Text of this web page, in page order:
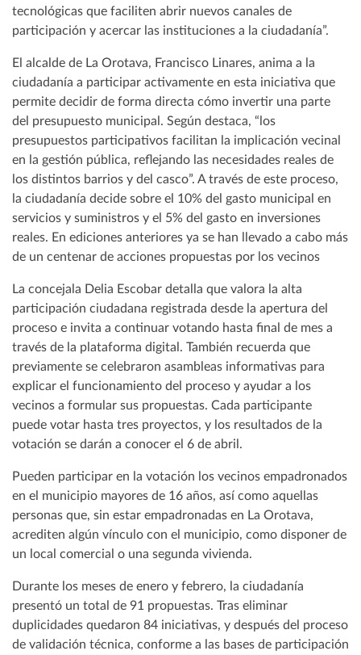
tecnológicas que faciliten abrir nuevos canales de
participación y acercar las instituciones a la ciudadanía”.
El alcalde de La Orotava, Francisco Linares, anima a la
ciudadanía a participar activamente en esta iniciativa que
permite decidir de forma directa cómo invertir una parte
del presupuesto municipal. Según destaca, “los
presupuestos participativos facilitan la implicación vecinal
en la gestión pública, reflejando las necesidades reales de
los distintos barrios y del casco”. A través de este proceso,
la ciudadanía decide sobre el 10% del gasto municipal en
servicios y suministros y el 5% del gasto en inversiones
reales. En ediciones anteriores ya se han llevado a cabo más
de un centenar de acciones propuestas por los vecinos
La concejala Delia Escobar detalla que valora la alta
participación ciudadana registrada desde la apertura del
proceso e invita a continuar votando hasta final de mes a
través de la plataforma digital. También recuerda que
previamente se celebraron asambleas informativas para
explicar el funcionamiento del proceso y ayudar a los
vecinos a formular sus propuestas. Cada participante
puede votar hasta tres proyectos, y los resultados de la
votación se darán a conocer el 6 de abril.
Pueden participar en la votación los vecinos empadronados
en el municipio mayores de 16 años, así como aquellas
personas que, sin estar empadronadas en La Orotava,
acrediten algún vínculo con el municipio, como disponer de
un local comercial o una segunda vivienda.
Durante los meses de enero y febrero, la ciudadanía
presentó un total de 91 propuestas. Tras eliminar
duplicidades quedaron 84 iniciativas, y después del proceso
de validación técnica, conforme a las bases de participación